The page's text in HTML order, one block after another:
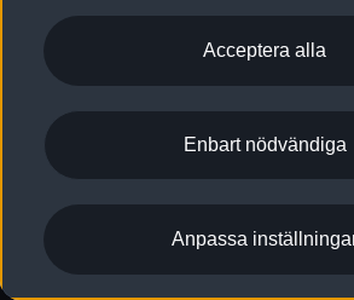
2G/3G nätet stängs ned - Hur
Nyhetsbrev
Vårt hållbarhetsarbete
Lediga tjänster huvudkontor
Lediga tjänster hos Audi Återförsäljare
Kommentar till mediauppgifter om
Anpassa inställningar för cookies
Visselblåsarkanaler
Acceptera alla
Enbart nödvändiga
Anpassa